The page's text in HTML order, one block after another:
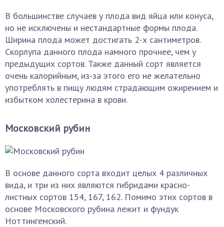
В большинстве случаев у плода вид яйца или конуса,
но не исключены и нестандартные формы плода.
Ширина плода может достигать 2-х сантиметров.
Скорлупа данного плода намного прочнее, чем у
предыдущих сортов. Также данный сорт является
очень калорийным, из-за этого его не желательно
употреблять в пищу людям страдающим ожирением и
избытком холестерина в крови.
Московский рубин
В основе данного сорта входит целых 4 различных
вида, и три из них являются гибридами красно-
листных сортов 154, 167, 162. Помимо этих сортов в
основе Московского рубина лежит и фундук
Ноттингемский.